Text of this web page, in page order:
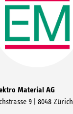
Material AG
9 | 8048 Zürich